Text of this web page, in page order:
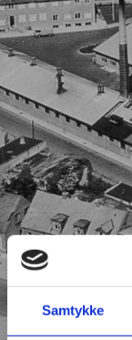
Samtykke